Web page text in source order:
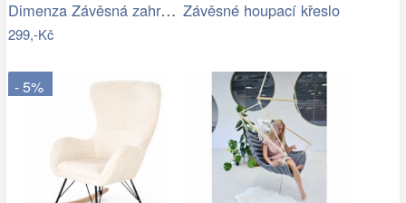
Dimenza Závěsná zahradní souprava na…
299,-Kč
Závěsné houpací křeslo
- 5%